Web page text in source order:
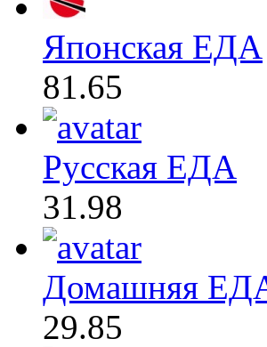
Японская ЕДА
81.65
Русская ЕДА
31.98
Домашняя
29.85